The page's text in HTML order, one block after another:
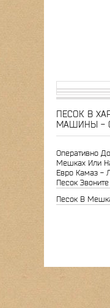
ПЕСОК В
МАШИНЫ -
Оперативно
Мешках Или
Евро Камаз -
Песок
Песок В